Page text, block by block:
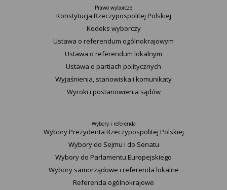
Prawo wyborcze
Konstytucja Rzeczypospolitej Polskiej​
Kodeks wyborczy
Ustawa o referendum ogólnokrajowym
Ustawa o referendum lokalnym
Ustawa o partiach politycznych
Wyjaśnienia, stanowiska i komunikaty
Wyroki i postanowienia sądów
Wybory i referenda
Wybory Prezydenta Rzeczypospolitej Polskiej
Wybory do Sejmu i do Senatu
Wybory do Parlamentu Europejskiego
Wybory samorządowe i referenda lokalne
Referenda ogólnokrajowe